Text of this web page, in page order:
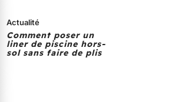
Actualité
Comment poser un
liner de piscine hors-
sol sans faire de plis